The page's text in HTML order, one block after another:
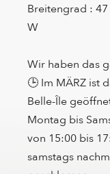
Breitengrad : 47
W
Wir haben das
🕒 Im MÄRZ ist
Belle-Île
Montag bis
von 15:00 bis
samstags